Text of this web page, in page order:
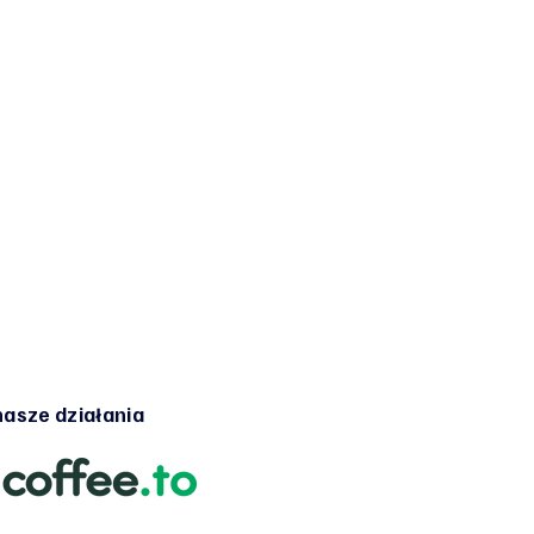
działania